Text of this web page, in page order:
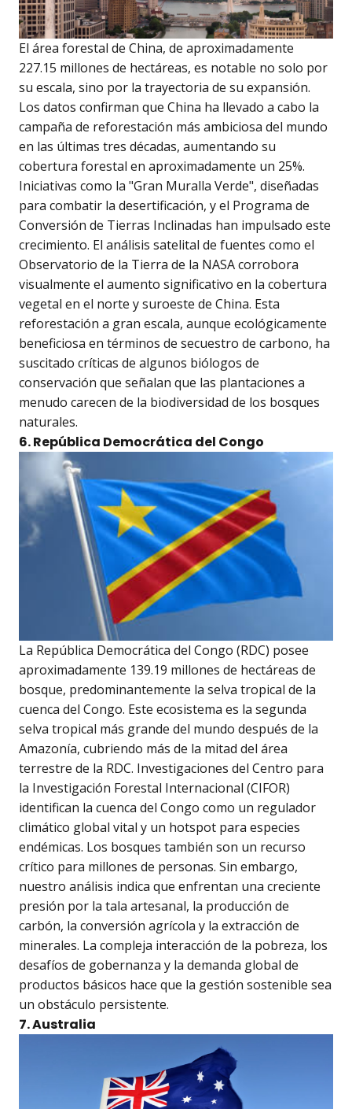
El área forestal de China, de aproximadamente
227.15 millones de hectáreas, es notable no solo por
su escala, sino por la trayectoria de su expansión.
Los datos confirman que China ha llevado a cabo la
campaña de reforestación más ambiciosa del mundo
en las últimas tres décadas, aumentando su
cobertura forestal en aproximadamente un 25%.
Iniciativas como la "Gran Muralla Verde", diseñadas
para combatir la desertificación, y el Programa de
Conversión de Tierras Inclinadas han impulsado este
crecimiento. El análisis satelital de fuentes como el
Observatorio de la Tierra de la NASA corrobora
visualmente el aumento significativo en la cobertura
vegetal en el norte y suroeste de China. Esta
reforestación a gran escala, aunque ecológicamente
beneficiosa en términos de secuestro de carbono, ha
suscitado críticas de algunos biólogos de
conservación que señalan que las plantaciones a
menudo carecen de la biodiversidad de los bosques
naturales.
6. República Democrática del Congo
La República Democrática del Congo (RDC) posee
aproximadamente 139.19 millones de hectáreas de
bosque, predominantemente la selva tropical de la
cuenca del Congo. Este ecosistema es la segunda
selva tropical más grande del mundo después de la
Amazonía, cubriendo más de la mitad del área
terrestre de la RDC. Investigaciones del Centro para
la Investigación Forestal Internacional (CIFOR)
identifican la cuenca del Congo como un regulador
climático global vital y un hotspot para especies
endémicas. Los bosques también son un recurso
crítico para millones de personas. Sin embargo,
nuestro análisis indica que enfrentan una creciente
presión por la tala artesanal, la producción de
carbón, la conversión agrícola y la extracción de
minerales. La compleja interacción de la pobreza, los
desafíos de gobernanza y la demanda global de
productos básicos hace que la gestión sostenible sea
un obstáculo persistente.
7. Australia